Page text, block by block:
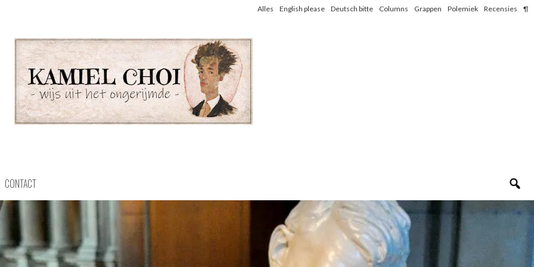
Alles English please Deutsch bitte Columns Grappen Polemiek Recensies ¶
CONTACT